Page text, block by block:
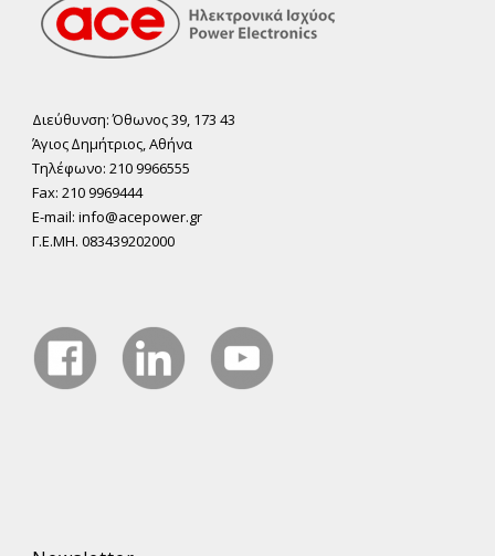
Διεύθυνση: Όθωνος 39, 173 43
Άγιος ∆ηµήτριος, Αθήνα
Τηλέφωνο: 210 9966555
Fax: 210 9969444
E-mail: info@acepower.gr
Γ.Ε.ΜΗ. 083439202000